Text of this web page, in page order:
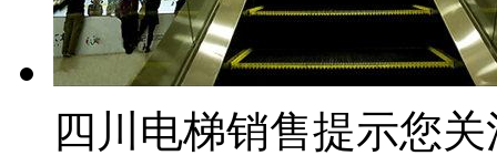
四川电梯销售提示您